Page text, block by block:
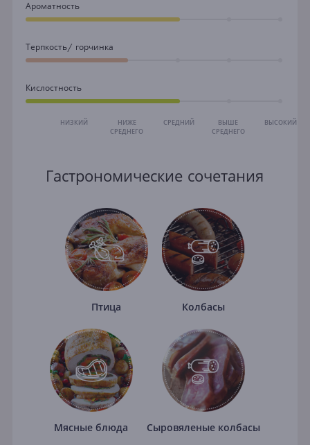
Ароматность
Терпкость/ горчинка
Кислостность
НИЗКИЙ
НИЖЕ
СРЕДНЕГО
СРЕДНИЙ
ВЫШЕ
СРЕДНЕГО
ВЫСОКИЙ
Гастрономические сочетания
Птица Колбасы
Мясные блюда Сыровяленые колбасы